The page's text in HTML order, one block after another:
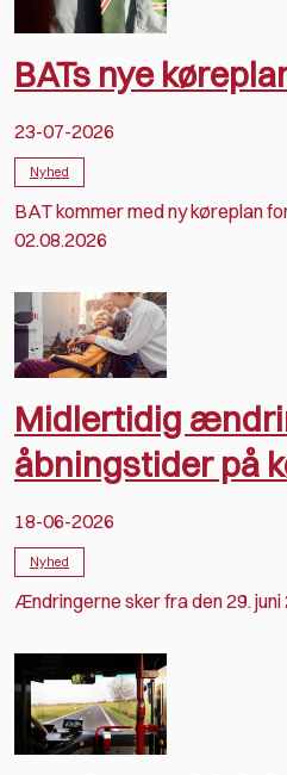
BATs nye
23-07-2026
Nyhed
BAT kommer med ny køreplan
02.08.2026
Midlertidig
åbningstider på
18-06-2026
Nyhed
Ændringerne sker fra den 29. juni